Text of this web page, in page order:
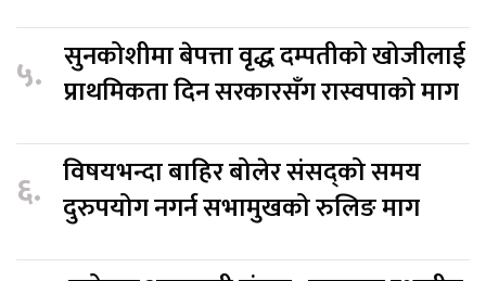
५. सुनकोशीमा बेपत्ता वृद्ध दम्पतीको खोजीलाई
प्राथमिकता दिन सरकारसँग रास्वपाको माग
६. विषयभन्दा बाहिर बोलेर संसद्को समय
दुरुपयोग नगर्न सभामुखको रुलिङ माग